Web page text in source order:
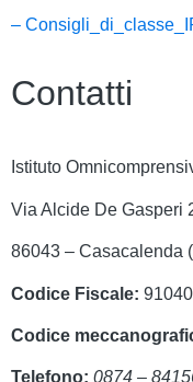
–
Contatti
Istituto
Via Alcide De Gasperi
86043 – Casacalenda
Codice Fiscale:
Codice
Telefono: 0874 –